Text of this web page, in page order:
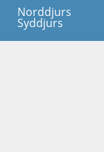
Norddjurs
Syddjurs